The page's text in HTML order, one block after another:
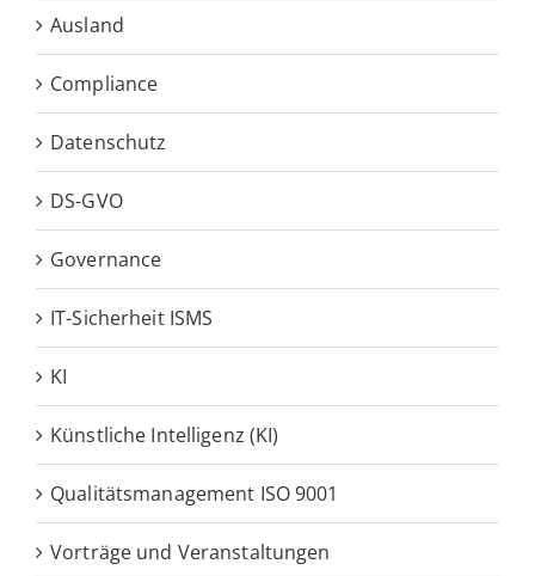
Ausland
Compliance
Datenschutz
DS-GVO
Governance
IT-Sicherheit ISMS
KI
Künstliche Intelligenz (KI)
Qualitätsmanagement ISO 9001
Vorträge und Veranstaltungen